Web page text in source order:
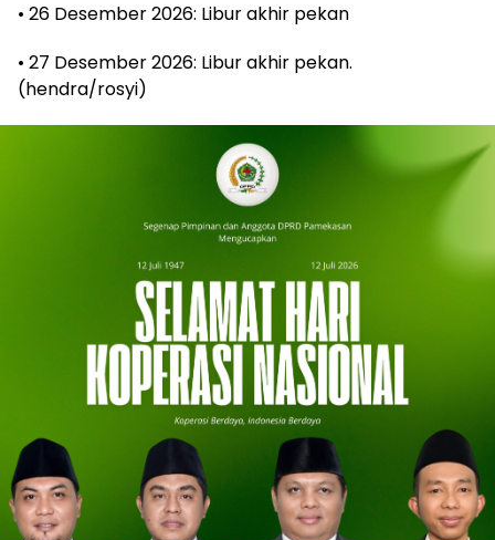
• 26 Desember 2026: Libur akhir pekan
• 27 Desember 2026: Libur akhir pekan.
(hendra/rosyi)